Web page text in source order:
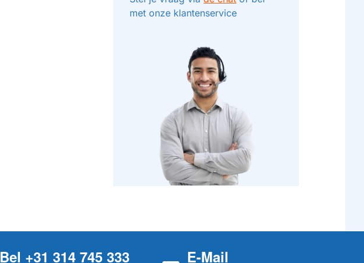
met onze klantenservice
Bel +31 314 745 333 E-Mail